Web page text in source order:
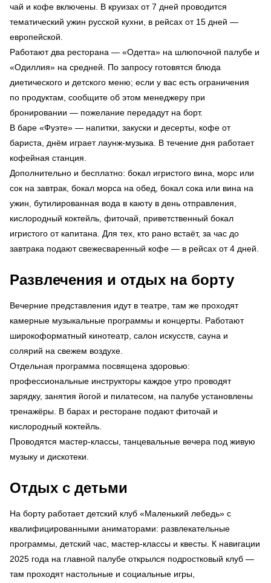
чай и кофе включены. В круизах от 7 дней проводится
тематический ужин русской кухни, в рейсах от 15 дней —
европейской.
Работают два ресторана — «Одетта» на шлюпочной палубе и
«Одиллия» на средней. По запросу готовятся блюда
диетического и детского меню; если у вас есть ограничения
по продуктам, сообщите об этом менеджеру при
бронировании — пожелание передадут на борт.
В баре «Фуэте» — напитки, закуски и десерты, кофе от
бариста, днём играет лаунж-музыка. В течение дня работает
кофейная станция.
Дополнительно и бесплатно: бокал игристого вина, морс или
сок на завтрак, бокал морса на обед, бокал сока или вина на
ужин, бутилированная вода в каюту в день отправления,
кислородный коктейль, фиточай, приветственный бокал
игристого от капитана. Для тех, кто рано встаёт, за час до
завтрака подают свежесваренный кофе — в рейсах от 4 дней.
Развлечения и отдых на борту
Вечерние представления идут в театре, там же проходят
камерные музыкальные программы и концерты. Работают
широкоформатный кинотеатр, салон искусств, сауна и
солярий на свежем воздухе.
Отдельная программа посвящена здоровью:
профессиональные инструкторы каждое утро проводят
зарядку, занятия йогой и пилатесом, на палубе установлены
тренажёры. В барах и ресторане подают фиточай и
кислородный коктейль.
Проводятся мастер-классы, танцевальные вечера под живую
музыку и дискотеки.
Отдых с детьми
На борту работает детский клуб «Маленький лебедь» с
квалифицированными аниматорами: развлекательные
программы, детский час, мастер-классы и квесты. К навигации
2025 года на главной палубе открылся подростковый клуб —
там проходят настольные и социальные игры,